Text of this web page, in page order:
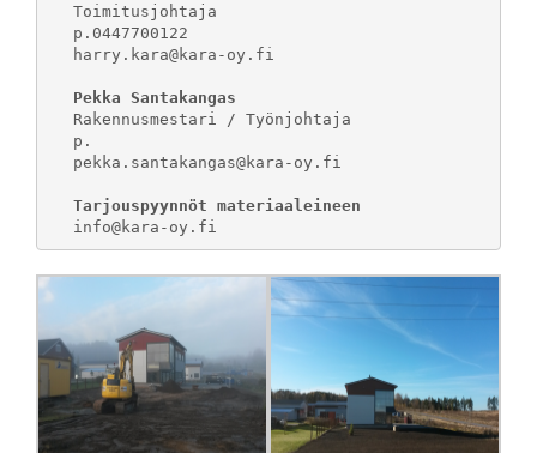
Toimitusjohtaja
p.0447700122
harry.kara@kara-oy.fi
Pekka Santakangas
Rakennusmestari / Työnjohtaja
p.
pekka.santakangas@kara-oy.fi
Tarjouspyynnöt materiaaleineen
info@kara-oy.fi